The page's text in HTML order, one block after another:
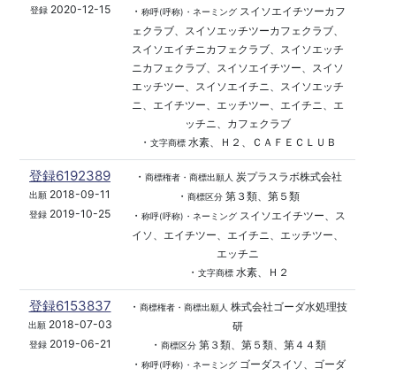
登録2020-12-15
・ 称呼(呼称)・ネーミングスイソエイチツーカフ
ェクラブ、スイソエッチツーカフェクラブ、
スイソエイチニカフェクラブ、スイソエッチ
ニカフェクラブ、スイソエイチツー、スイソ
エッチツー、スイソエイチニ、スイソエッチ
ニ、エイチツー、エッチツー、エイチニ、エ
ッチニ、カフェクラブ
・ 文字商標水素、Ｈ２、ＣＡＦＥＣＬＵＢ
登録6192389
出願 2018-09-11
登録 2019-10-25
・ 商標権者・商標出願人 炭プラスラボ株式会社
・ 商標区分第３類、第５類
・ 称呼(呼称)・ネーミングスイソエイチツー、ス
イソ、エイチツー、エイチニ、エッチツー、
エッチニ
・ 文字商標水素、Ｈ２
登録6153837
出願2018-07-03
登録2019-06-21
・ 商標権者・商標出願人 株式会社ゴーダ水処理技
研
・ 商標区分第３類、第５類、第４４類
・ 称呼(呼称)・ネーミングゴーダスイソ、ゴーダ